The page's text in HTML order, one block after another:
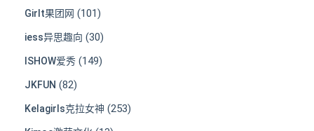
Girlt果团网 (101)
iess异思趣向 (30)
ISHOW爱秀 (149)
JKFUN (82)
Kelagirls克拉女神 (253)